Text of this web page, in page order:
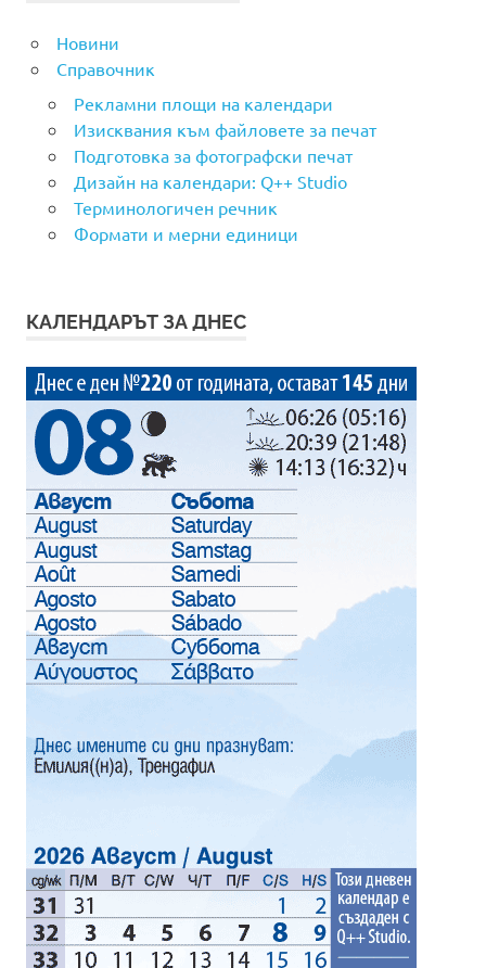
Новини
Справочник
Рекламни площи на календари
Изисквания към файловете за печат
Подготовка за фотографски печат
Дизайн на календари: Q++ Studio
Терминологичен речник
Формати и мерни единици
КАЛЕНДАРЪТ ЗА ДНЕС